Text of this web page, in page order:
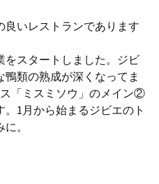
いレストランであります
をスタートしました。ジビ
類の熟成が深くなってま
「ミスミソウ」のメイン②
1月から始まるジビエのト
。